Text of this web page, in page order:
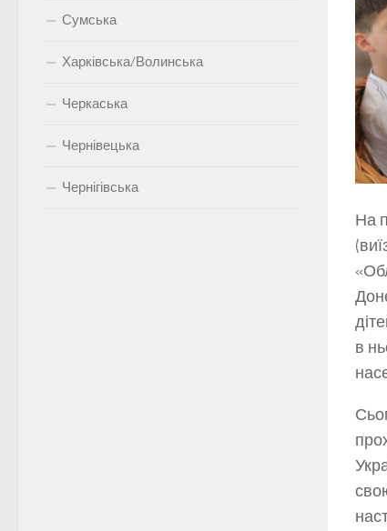
На
в
Сумська
Харківська/Волинська
Черкаська
Чернівецька
Чернігівська